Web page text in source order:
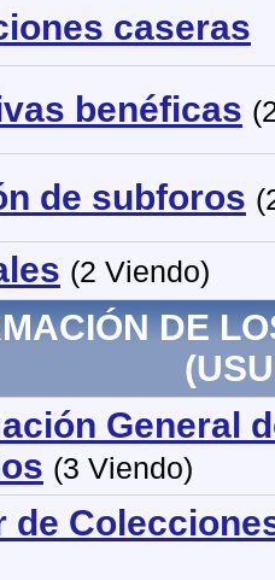
caseras
benéficas
de subforos
(2 Viendo)
DE
General
(3 Viendo)
de